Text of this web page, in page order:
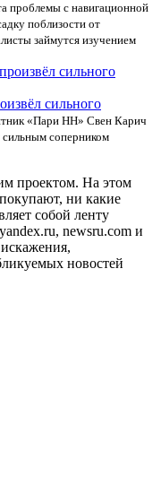
проблемы с навигационной
поблизости от
займутся изучением
сильного
«Пари НН» Свен Карич
сильным соперником
проектом. На этом
ни какие
собой ленту
newsru.com и
новостей